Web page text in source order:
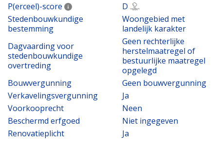
P(erceel)-score
D
Stedenbouwkundige
bestemming
Woongebied met
landelijk karakter
Dagvaarding voor
stedenbouwkundige
overtreding
Geen rechterlijke
herstelmaatregel of
bestuurlijke maatregel
opgelegd
Bouwvergunning
Geen bouwvergunning
Verkavelingsvergunning
Ja
Voorkooprecht
Neen
Beschermd erfgoed
Niet ingegeven
Renovatieplicht
Ja